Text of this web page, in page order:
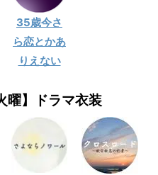
35歳今さ
ら恋とかあ
りえない
曜】ドラマ衣装